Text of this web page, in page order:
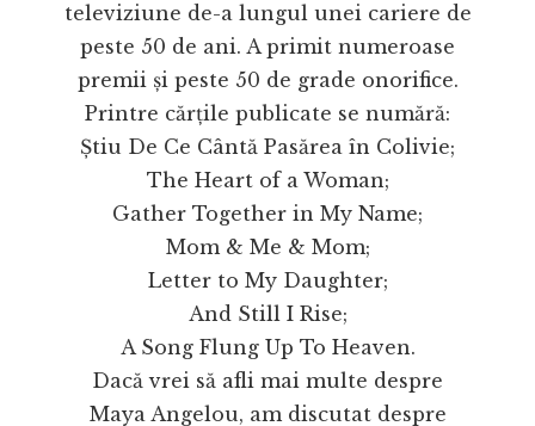
televiziune de-a lungul unei cariere de
peste 50 de ani. A primit numeroase
premii și peste 50 de grade onorifice.
Printre cărțile publicate se numără:
Știu De Ce Cântă Pasărea în Colivie;
The Heart of a Woman;
Gather Together in My Name;
Mom & Me & Mom;
Letter to My Daughter;
And Still I Rise;
A Song Flung Up To Heaven.
Dacă vrei să afli mai multe despre
Maya Angelou, am discutat despre